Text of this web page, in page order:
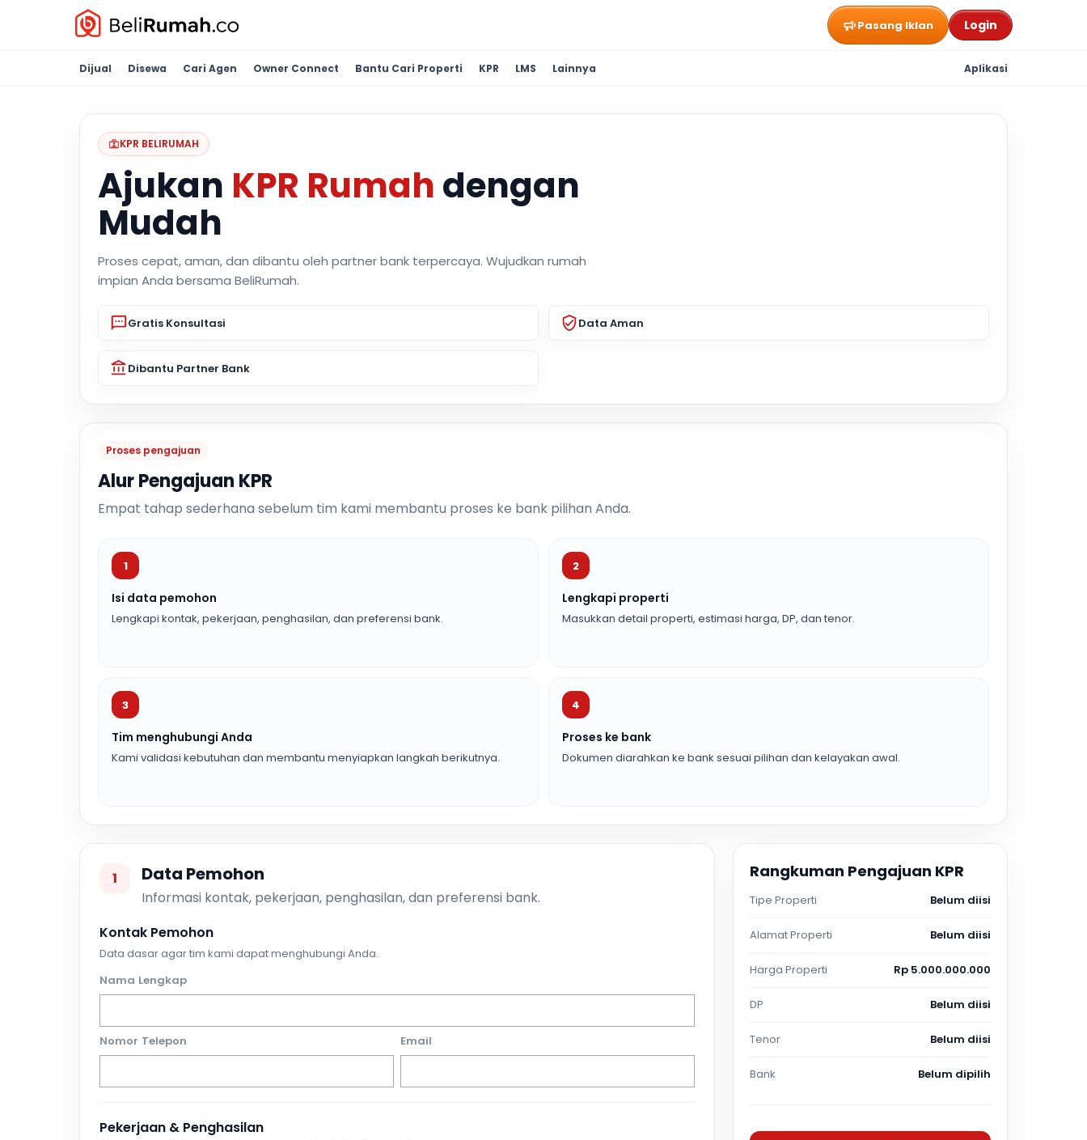
Pasang Iklan Login
Dijual Disewa Cari Agen Owner Connect Bantu Cari Properti KPR LMS Lainnya Aplikasi
KPR BELIRUMAH
Ajukan KPR Rumah dengan
Mudah
Proses cepat, aman, dan dibantu oleh partner bank terpercaya. Wujudkan rumah
impian Anda bersama BeliRumah.
Gratis Konsultasi Data Aman
Dibantu Partner Bank
Proses pengajuan
Alur Pengajuan KPR
Empat tahap sederhana sebelum tim kami membantu proses ke bank pilihan Anda.
1
Isi data pemohon
Lengkapi kontak, pekerjaan, penghasilan, dan preferensi bank.
2
Lengkapi properti
Masukkan detail properti, estimasi harga, DP, dan tenor.
3
Tim menghubungi Anda
Kami validasi kebutuhan dan membantu menyiapkan langkah berikutnya.
4
Proses ke bank
Dokumen diarahkan ke bank sesuai pilihan dan kelayakan awal.
1 Data Pemohon
Informasi kontak, pekerjaan, penghasilan, dan preferensi bank.
Kontak Pemohon
Data dasar agar tim kami dapat menghubungi Anda.
Nama Lengkap
Nomor Telepon Email
Pekerjaan & Penghasilan
Rangkuman Pengajuan KPR
Tipe Properti Belum diisi
Alamat Properti Belum diisi
Harga Properti Rp 5.000.000.000
DP Belum diisi
Tenor Belum diisi
Bank Belum dipilih